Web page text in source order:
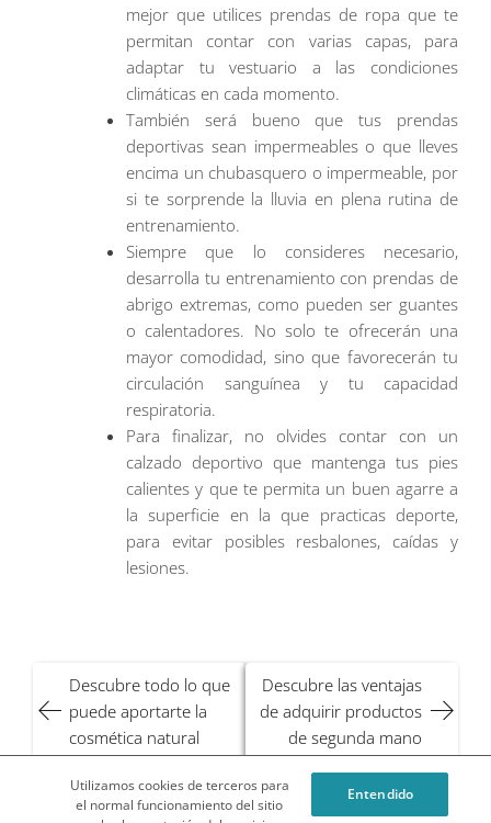
mejor que utilices prendas de ropa que te
permitan contar con varias capas, para
adaptar tu vestuario a las condiciones
climáticas en cada momento.
También será bueno que tus prendas
deportivas sean impermeables o que lleves
encima un chubasquero o impermeable, por
si te sorprende la lluvia en plena rutina de
entrenamiento.
Siempre que lo consideres necesario,
desarrolla tu entrenamiento con prendas de
abrigo extremas, como pueden ser guantes
o calentadores. No solo te ofrecerán una
mayor comodidad, sino que favorecerán tu
circulación sanguínea y tu capacidad
respiratoria.
Para finalizar, no olvides contar con un
calzado deportivo que mantenga tus pies
calientes y que te permita un buen agarre a
la superficie en la que practicas deporte,
para evitar posibles resbalones, caídas y
lesiones.
Navegación
de
entradas
Descubre todo lo que
puede aportarte la
cosmética natural
Descubre las ventajas
de adquirir productos
de segunda mano
¿Qué es Privilegios en Compras o Privicompras?
Utilizamos cookies de terceros para
el normal funcionamiento del sitio
Entendido